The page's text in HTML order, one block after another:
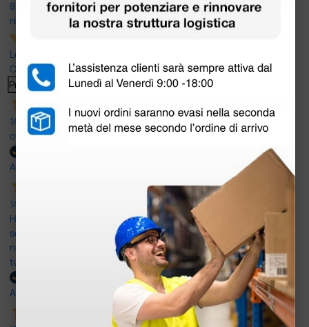
8.330
recensioni
Le nostre recensioni a 4 e 5 stelle.
Clicca qui per leggerle tutte >
Precedente
Successivo
14 Luglio 2026
ottima
Acquirente verificato
14 Luglio 2026
Ho acquistato un ecografo da Doctor Shop e sono rimasto molto
soddisfatto dell'esperienza. Apparecchiatura di qualità, consegna
nei tempi previsti e un servizio clienti disponibile che ha risposto a
tutti i miei dubbi prima dell'acquisto. Consigliato
Acquirente verificato